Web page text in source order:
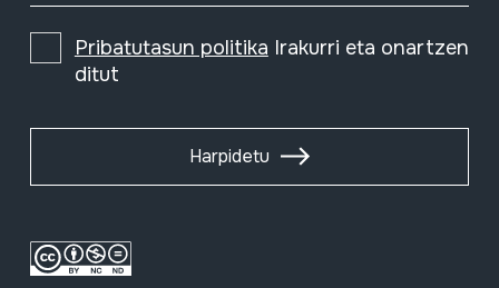
Pribatutasun politika Irakurri eta onartzen
ditut
Harpidetu